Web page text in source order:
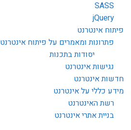
SASS
jQuery
פיתוח אינטרנט
פתרונות ומאמרים על פיתוח אינטרנט
יסודות בתכנות
נגישות אינטרנט
חדשות אינטרנט
מידע כללי על אינטרנט
רשת האינטרנט
בניית אתרי אינטרנט